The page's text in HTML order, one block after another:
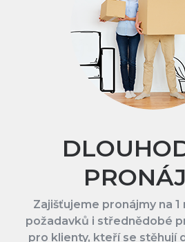
Zajišťujeme pronájmy na 1
požadavků i střednědobé
pro klienty, kteří se stěhují